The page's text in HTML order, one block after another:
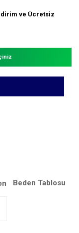
ve Ücretsiz
Beden Tablosu